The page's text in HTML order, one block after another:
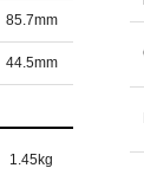
85.7mm
44.5mm
1.45kg